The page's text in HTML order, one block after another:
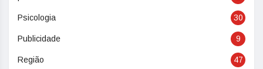
Psicologia 30
Publicidade 9
Região 47